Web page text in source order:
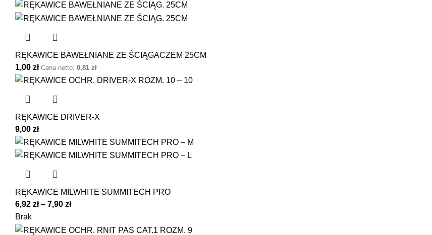
RĘKAWICE BAWEŁNIANE ZE ŚCIĄGACZEM 25CM
1,00 zł Cena netto: 0,81 zł
RĘKAWICE DRIVER-X
9,00 zł
RĘKAWICE MILWHITE SUMMITECH PRO
6,92 zł– 7,90 zł
Brak